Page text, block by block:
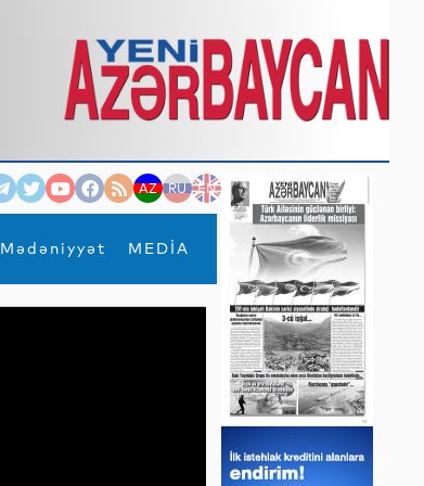
AZ RU EN
Mədəniyyət MEDİA
×